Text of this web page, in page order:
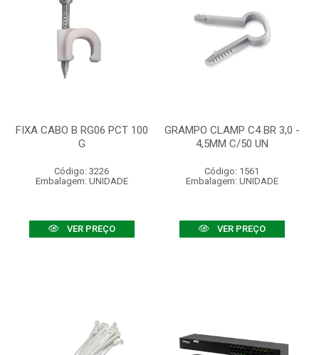
FIXA CABO B RG06 PCT 100
G
Código: 3226
Embalagem: UNIDADE
VER PREÇO
GRAMPO CLAMP C4 BR 3,0 -
4,5MM C/50 UN
Código: 1561
Embalagem: UNIDADE
VER PREÇO